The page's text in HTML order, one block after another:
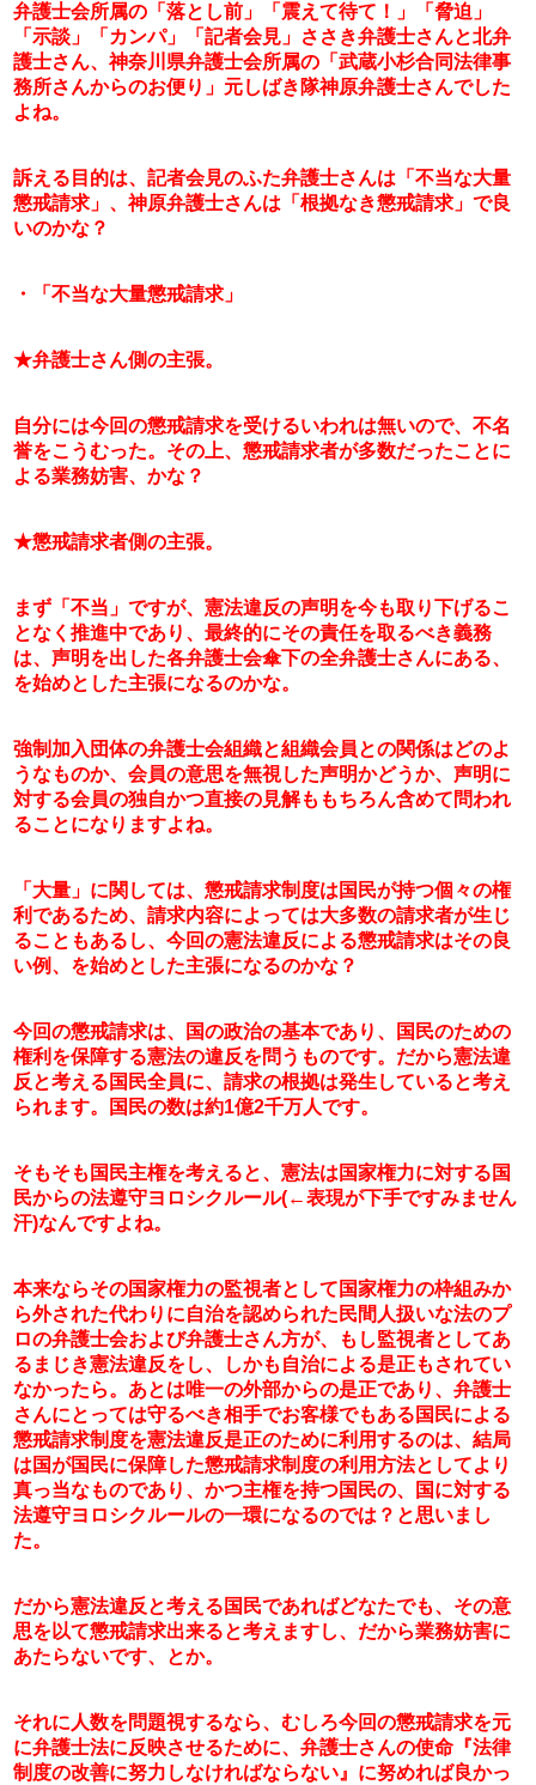
弁護士会所属の「落とし前」「震えて待て！」「脅迫」
「示談」「カンパ」「記者会見」ささき弁護士さんと北弁
護士さん、神奈川県弁護士会所属の「武蔵小杉合同法律事
務所さんからのお便り」元しばき隊神原弁護士さんでした
よね。
訴える目的は、記者会見のふた弁護士さんは「不当な大量
懲戒請求」、神原弁護士さんは「根拠なき懲戒請求」で良
いのかな？
・「不当な大量懲戒請求」
★弁護士さん側の主張。
自分には今回の懲戒請求を受けるいわれは無いので、不名
誉をこうむった。その上、懲戒請求者が多数だったことに
よる業務妨害、かな？
★懲戒請求者側の主張。
まず「不当」ですが、憲法違反の声明を今も取り下げるこ
となく推進中であり、最終的にその責任を取るべき義務
は、声明を出した各弁護士会傘下の全弁護士さんにある、
を始めとした主張になるのかな。
強制加入団体の弁護士会組織と組織会員との関係はどのよ
うなものか、会員の意思を無視した声明かどうか、声明に
対する会員の独自かつ直接の見解ももちろん含めて問われ
ることになりますよね。
「大量」に関しては、懲戒請求制度は国民が持つ個々の権
利であるため、請求内容によっては大多数の請求者が生じ
ることもあるし、今回の憲法違反による懲戒請求はその良
い例、を始めとした主張になるのかな？
今回の懲戒請求は、国の政治の基本であり、国民のための
権利を保障する憲法の違反を問うものです。だから憲法違
反と考える国民全員に、請求の根拠は発生していると考え
られます。国民の数は約1億2千万人です。
そもそも国民主権を考えると、憲法は国家権力に対する国
民からの法遵守ヨロシクルール(←表現が下手ですみません
汗)なんですよね。
本来ならその国家権力の監視者として国家権力の枠組みか
ら外された代わりに自治を認められた民間人扱いな法のプ
ロの弁護士会および弁護士さん方が、もし監視者としてあ
るまじき憲法違反をし、しかも自治による是正もされてい
なかったら。あとは唯一の外部からの是正であり、弁護士
さんにとっては守るべき相手でお客様でもある国民による
懲戒請求制度を憲法違反是正のために利用するのは、結局
は国が国民に保障した懲戒請求制度の利用方法としてより
真っ当なものであり、かつ主権を持つ国民の、国に対する
法遵守ヨロシクルールの一環になるのでは？と思いまし
た。
だから憲法違反と考える国民であればどなたでも、その意
思を以て懲戒請求出来ると考えますし、だから業務妨害に
あたらないです、とか。
それに人数を問題視するなら、むしろ今回の懲戒請求を元
に弁護士法に反映させるために、弁護士さんの使命『法律
制度の改善に努力しなければならない』に努めれば良かっ